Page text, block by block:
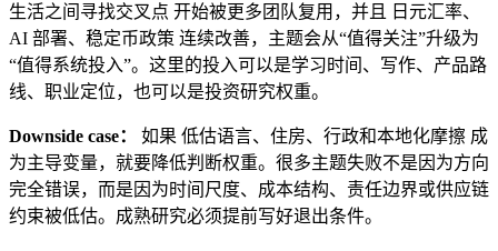
生活之间寻找交叉点 开始被更多团队复用，并且 日元汇率、
AI 部署、稳定币政策 连续改善，主题会从“值得关注”升级为
“值得系统投入”。这里的投入可以是学习时间、写作、产品路
线、职业定位，也可以是投资研究权重。
Downside case：
如果 低估语言、住房、行政和本地化摩擦 成
为主导变量，就要降低判断权重。很多主题失败不是因为方向
完全错误，而是因为时间尺度、成本结构、责任边界或供应链
约束被低估。成熟研究必须提前写好退出条件。